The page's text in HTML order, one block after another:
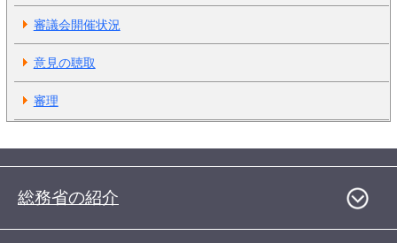
審議会開催状況
意見の聴取
審理
総務省の紹介